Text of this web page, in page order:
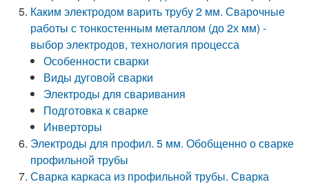
Каким электродом варить трубу 2 мм. Сварочные
работы с тонкостенным металлом (до 2х мм) -
выбор электродов, технология процесса
Особенности сварки
Виды дуговой сварки
Электроды для сваривания
Подготовка к сварке
Инверторы
Электроды для профил. 5 мм. Обобщенно о сварке
профильной трубы
Сварка каркаса из профильной трубы. Сварка